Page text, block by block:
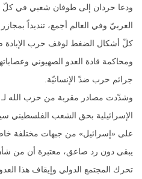
ودعا حردان إلى طوفان شعبي في كلّ
العربيّ وفي العالم أجمع، تنديداً
كلّ أشكال الضغط لوقف حرب الإبادة
ومحاكمة قادة العدو الصهيوني
جرائم حرب ضدّ الإنسانيّة.
وشدّدت مصادر مقربة من حزب الله لـ
الإسرائيلية بحق الشعب الفلسطيني
على «إسرائيل» من جبهات مختلفة
يبقى دون رد صاعق، معتبرة أن من
تحرك المجتمع الدولي وإيقاف هذا